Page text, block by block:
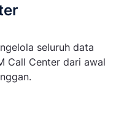
seluruh data
Call Center dari awal